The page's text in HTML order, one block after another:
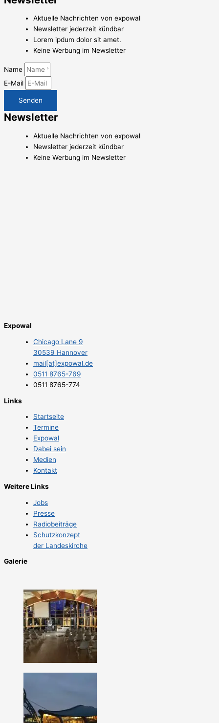
Aktuelle Nachrichten von expowal
Newsletter jederzeit kündbar
Lorem ipdum dolor sit amet.
Keine Werbung im Newsletter
Name
E-Mail
Senden
Newsletter
Aktuelle Nachrichten von expowal
Newsletter jederzeit kündbar
Keine Werbung im Newsletter
Expowal
Chicago Lane 9
30539 Hannover
mail[at]expowal.de
0511 8765-769
0511 8765-774
Links
Startseite
Termine
Expowal
Dabei sein
Medien
Kontakt
Weitere Links
Jobs
Presse
Radiobeiträge
Schutzkonzept
der Landeskirche
Galerie